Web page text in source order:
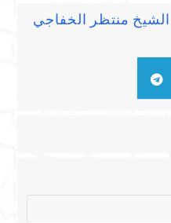
منتظر الخفاجي